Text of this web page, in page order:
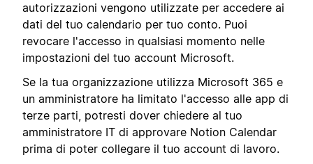
autorizzazioni vengono utilizzate per accedere ai
dati del tuo calendario per tuo conto. Puoi
revocare l'accesso in qualsiasi momento nelle
impostazioni del tuo account Microsoft.
Se la tua organizzazione utilizza Microsoft 365 e
un amministratore ha limitato l'accesso alle app di
terze parti, potresti dover chiedere al tuo
amministratore IT di approvare Notion Calendar
prima di poter collegare il tuo account di lavoro.